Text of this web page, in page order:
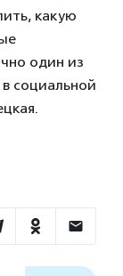
какую
один из
социальной